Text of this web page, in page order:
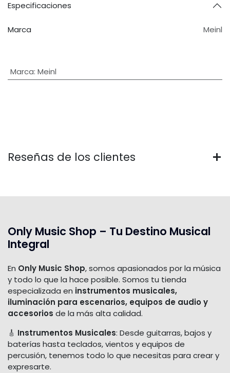
Especificaciones
Marca Meinl
Marca: Meinl
Reseñas de los clientes
Only Music Shop – Tu Destino Musical
Integral
En Only Music Shop, somos apasionados por la música
y todo lo que la hace posible. Somos tu tienda
especializada en instrumentos musicales,
iluminación para escenarios, equipos de audio y
accesorios de la más alta calidad.
🎸 Instrumentos Musicales: Desde guitarras, bajos y
baterías hasta teclados, vientos y equipos de
percusión, tenemos todo lo que necesitas para crear y
expresarte.